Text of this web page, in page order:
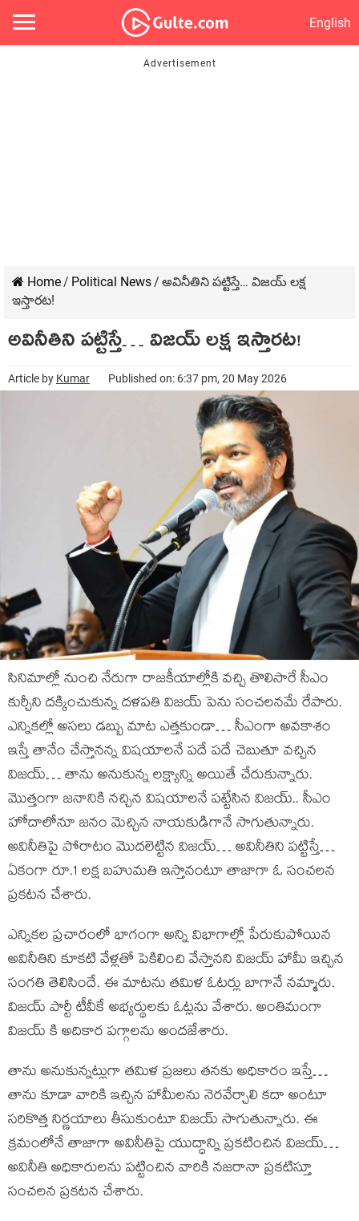
English
Home/ Political News/ అవినీతిని పట్టిస్తే… విజయ్ లక్ష
ఇస్తారట!
అవినీతిని పట్టిస్తే… విజయ్ లక్ష ఇస్తారట!
Article by Kumar Published on: 6:37 pm, 20 May 2026
సినిమాల్లో నుంచి నేరుగా రాజకీయాల్లోకి వచ్చి తొలిసారే సీఎం
కుర్చీని దక్కించుకున్న దళపతి విజయ్ పెను సంచలనమే రేపారు.
ఎన్నికల్లో అసలు డబ్బు మాట ఎత్తకుండా… సీఎంగా అవకాశం
ఇస్తే తానేం చేస్తానన్న విషయాలనే పదే పదే చెబుతూ వచ్చిన
విజయ్… తాను అనుకున్న లక్ష్యాన్ని అయితే చేరుకున్నారు.
మొత్తంగా జనానికి నచ్చిన విషయాలనే పట్టేసిన విజయ్.. సీఎం
హోదాలోనూ జనం మెచ్చిన నాయకుడిగానే సాగుతున్నారు.
అవినీతిపై పోరాటం మొదలెట్టిన విజయ్… అవినీతిని పట్టిస్తే…
ఏకంగా రూ.1 లక్ష బహుమతి ఇస్తానంటూ తాజాగా ఓ సంచలన
ప్రకటన చేశారు.
ఎన్నికల ప్రచారంలో భాగంగా అన్ని విభాగాల్లో పేరుకుపోయిన
అవినీతిని కూకటి వేళ్లతో పెకిలించి వేస్తానని విజయ్ హామీ ఇచ్చిన
సంగతి తెలిసిందే. ఈ మాటను తమిళ ఓటర్లు బాగానే నమ్మారు.
విజయ్ పార్టీ టీవీకే అభ్యర్థులకు ఓట్లను వేశారు. అంతిమంగా
విజయ్ కి అదికార పగ్గాలను అందజేశారు.
తాను అనుకున్నట్లుగా తమిళ ప్రజలు తనకు అధికారం ఇస్తే…
తాను కూడా వారికి ఇచ్చిన హామీలను నెరవేర్చాలి కదా అంటూ
సరికొత్త నిర్ణయాలు తీసుకుంటూ విజయ్ సాగుతున్నారు. ఈ
క్రమంలోనే తాజాగా అవినీతిపై యుద్ధాన్ని ప్రకటించిన విజయ్…
అవినీతి అధికారులను పట్టించిన వారికి నజరానా ప్రకటిస్తూ
సంచలన ప్రకటన చేశారు.